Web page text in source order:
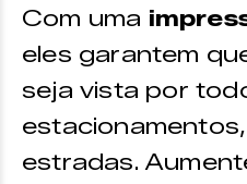
Com uma
eles garantem
seja vista por
estradas.